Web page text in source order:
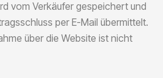
vom Verkäufer gespeichert und
per E-Mail übermittelt.
über die Website ist nicht